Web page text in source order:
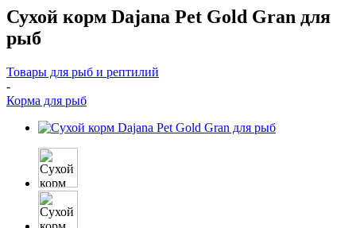
Сухой корм Dajana Pet Gold Gran для
рыб
Товары для рыб и рептилий
-
Корма для рыб